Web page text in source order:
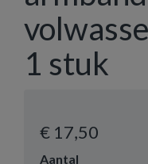
1 stuk
€ 17,50
Aantal